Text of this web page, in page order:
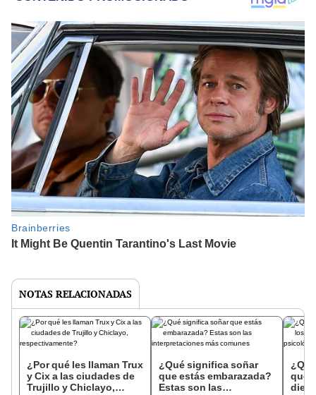
NOTAS RELACIONADAS
¿Por qué les llaman Trux
y Cix a las ciudades de
Trujillo y Chiclayo,
¿Qué significa soñar
que estás embarazada?
Estas son las
que